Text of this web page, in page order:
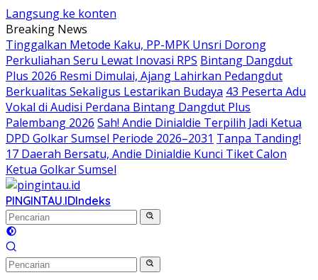
Langsung ke konten
Breaking News
Tinggalkan Metode Kaku, PP-MPK Unsri Dorong
Perkuliahan Seru Lewat Inovasi RPS Bintang Dangdut
Plus 2026 Resmi Dimulai, Ajang Lahirkan Pedangdut
Berkualitas Sekaligus Lestarikan Budaya 43 Peserta Adu
Vokal di Audisi Perdana Bintang Dangdut Plus
Palembang 2026 Sah! Andie Dinialdie Terpilih Jadi Ketua
DPD Golkar Sumsel Periode 2026–2031 Tanpa Tanding!
17 Daerah Bersatu, Andie Dinialdie Kunci Tiket Calon
Ketua Golkar Sumsel
PINGINTAU.IDIndeks